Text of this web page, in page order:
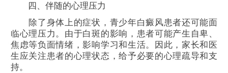
四、伴随的心理压力
除了身体上的症状，青少年白癜风患者还可能面
临心理压力。由于白斑的影响，患者可能产生自卑、
焦虑等负面情绪，影响学习和生活。因此，家长和医
生应关注患者的心理状态，给予必要的心理疏导和支
持。